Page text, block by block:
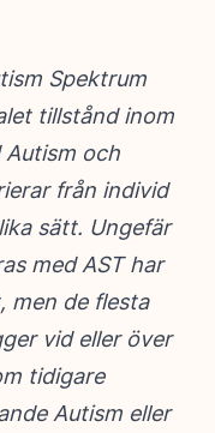
Spektrum
tillstånd inom
och
från individ
sätt. Ungefär
med AST har
men de flesta
vid eller över
tidigare
Autism eller